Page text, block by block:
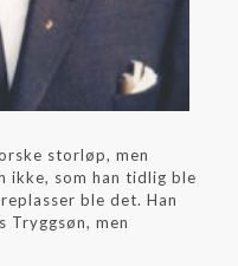
storløp, men
ikke, som han tidlig ble
ble det. Han
Tryggsøn, men